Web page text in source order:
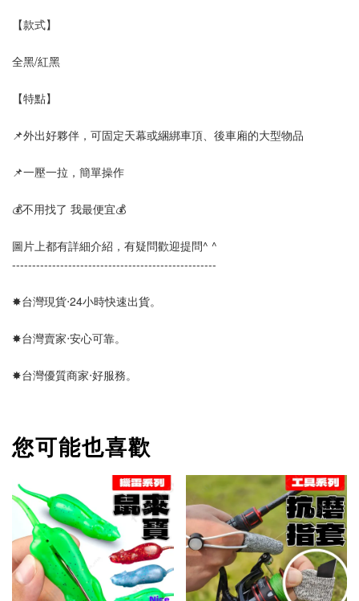
【款式】
全黑/紅黑
【特點】
📌外出好夥伴，可固定天幕或綑綁車頂、後車廂的大型物品
📌一壓一拉，簡單操作
💰不用找了 我最便宜💰
圖片上都有詳細介紹，有疑問歡迎提問^ ^
---------------------------------------------------
✸台灣現貨‧24小時快速出貨。
✸台灣賣家‧安心可靠。
✸台灣優質商家‧好服務。
您可能也喜歡